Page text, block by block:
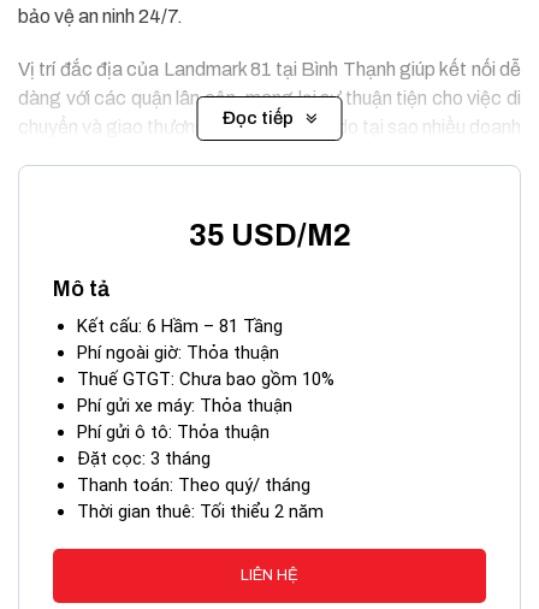
bảo vệ an ninh 24/7.
Vị trí đắc địa của Landmark 81 tại Bình Thạnh giúp kết nối dễ
dàng với các quận lân cận, mang lại sự thuận tiện cho việc di
chuyển và giao thương. Đây chính là lý do tại sao nhiều doanh
Thuê văn phòng Landmark 81 – vị trí thuận lợi, dễ dàng di
Đọc tiếp
35 USD/M2
Mô tả
Kết cấu: 6 Hầm – 81 Tầng
Phí ngoài giờ: Thỏa thuận
Thuế GTGT: Chưa bao gồm 10%
Phí gửi xe máy: Thỏa thuận
Phí gửi ô tô: Thỏa thuận
Đặt cọc: 3 tháng
Thanh toán: Theo quý/ tháng
Thời gian thuê: Tối thiểu 2 năm
LIÊN HỆ